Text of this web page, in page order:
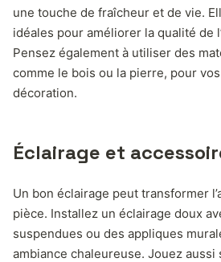
une touche de fraîcheur et de vie.
idéales pour améliorer la qualité de
Pensez également à utiliser des
comme le bois ou la pierre, pour
décoration.
Éclairage et
Un bon éclairage peut transformer
pièce. Installez un éclairage doux
suspendues ou des appliques
ambiance chaleureuse. Jouez aussi